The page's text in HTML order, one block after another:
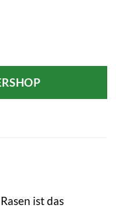
ist das